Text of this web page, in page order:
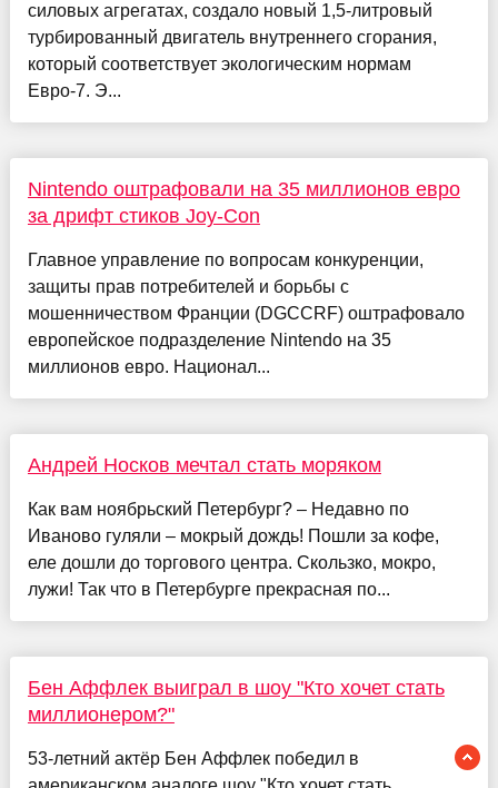
силовых агрегатах, создало новый 1,5-литровый
турбированный двигатель внутреннего сгорания,
который соответствует экологическим нормам
Евро-7. Э...
Nintendo оштрафовали на 35 миллионов евро
за дрифт стиков Joy-Con
Главное управление по вопросам конкуренции,
защиты прав потребителей и борьбы с
мошенничеством Франции (DGCCRF) оштрафовало
европейское подразделение Nintendo на 35
миллионов евро. Национал...
Андрей Носков мечтал стать моряком
Как вам ноябрьский Петербург? – Недавно по
Иваново гуляли – мокрый дождь! Пошли за кофе,
еле дошли до торгового центра. Скользко, мокро,
лужи! Так что в Петербурге прекрасная по...
Бен Аффлек выиграл в шоу "Кто хочет стать
миллионером?"
53-летний актёр Бен Аффлек победил в